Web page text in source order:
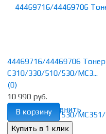
избранное сравнить
44469716/44469706
C310/330/510/530/MC3...
(0)
10 990 руб.
В корзину